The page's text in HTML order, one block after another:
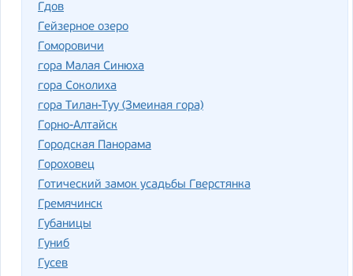
Гдов
Гейзерное озеро
Гоморовичи
гора Малая Синюха
гора Соколиха
гора Тилан-Туу (Змеиная гора)
Горно-Алтайск
Городская Панорама
Гороховец
Готический замок усадьбы Гверстянка
Гремячинск
Губаницы
Гуниб
Гусев